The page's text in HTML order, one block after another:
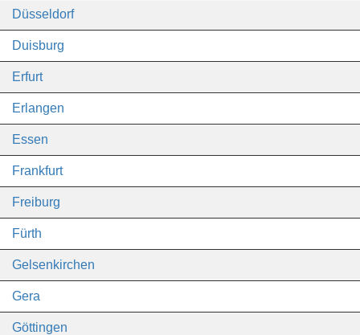
Düsseldorf
Duisburg
Erfurt
Erlangen
Essen
Frankfurt
Freiburg
Fürth
Gelsenkirchen
Gera
Göttingen